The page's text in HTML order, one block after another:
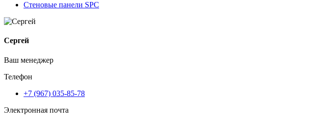
Стеновые панели SPC
Сергей
Ваш менеджер
Телефон
+7 (967) 035-85-78
Электронная почта